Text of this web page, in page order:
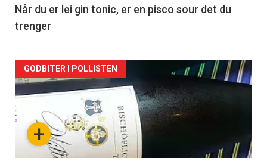
2
Når du er lei gin tonic, er en pisco sour det du
trenger
Forsiden
akkurat
nå+
GODBITER I POLLISTEN